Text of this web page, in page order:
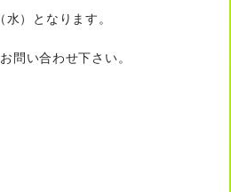
）となります。
問い合わせ下さい。